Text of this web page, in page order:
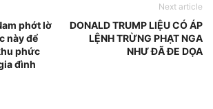
phớt lờ
này để
phức
đình
Next article
DONALD TRUMP LIỆU CÓ ÁP
LỆNH TRỪNG PHẠT NGA
NHƯ ĐÃ ĐE DỌA